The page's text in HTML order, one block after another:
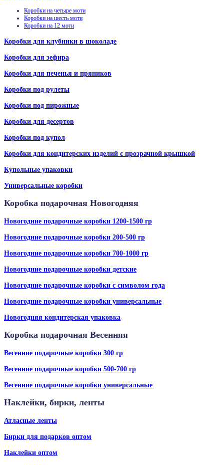
Коробки на четыре моти
Коробки на шесть моти
Коробки на 12 моти
Коробки для клубники в шоколаде
Коробки для зефира
Коробки для печенья и пряников
Коробки под рулеты
Коробки под пирожные
Коробки для десертов
Коробки под купол
Коробки для кондитерских изделий с прозрачной крышкой
Купольные упаковки
Универсальные коробки
Коробка подарочная Новогодняя
Новогодние подарочные коробки 1200-1500 гр
Новогодние подарочные коробки 200-500 гр
Новогодние подарочные коробки 700-1000 гр
Новогодние подарочные коробки детские
Новогодние подарочные коробки с символом года
Новогодние подарочные коробки универсальные
Новогодняя кондитерская упаковка
Коробка подарочная Весенняя
Весенние подарочные коробки 300 гр
Весенние подарочные коробки 500-700 гр
Весенние подарочные коробки универсальные
Наклейки, бирки, ленты
Атласные ленты
Бирки для подарков оптом
Наклейки оптом